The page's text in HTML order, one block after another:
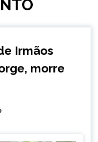
Irmãos
morre